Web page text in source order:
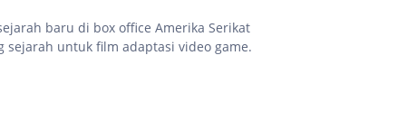
baru di box office Amerika Serikat
untuk film adaptasi video game.